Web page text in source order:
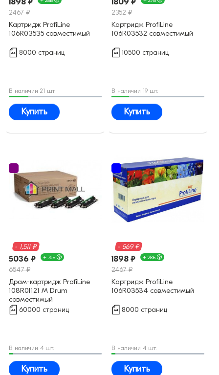
2467 ₽
Картридж ProfiLine
106R03535 совместимый
8000 страниц
В наличии 21 шт.
Купить
2352 ₽
Картридж ProfiLine
106R03532 совместимый
10500 страниц
В наличии 19 шт.
Купить
- 1,511 ₽
5036 ₽ + 76Б
6547 ₽
Драм-картридж ProfiLine
108R01121 M Drum
совместимый
60000 страниц
В наличии 4 шт.
Купить
- 569 ₽
1898 ₽ + 28Б
2467 ₽
Картридж ProfiLine
106R03534 совместимый
8000 страниц
В наличии 4 шт.
Купить